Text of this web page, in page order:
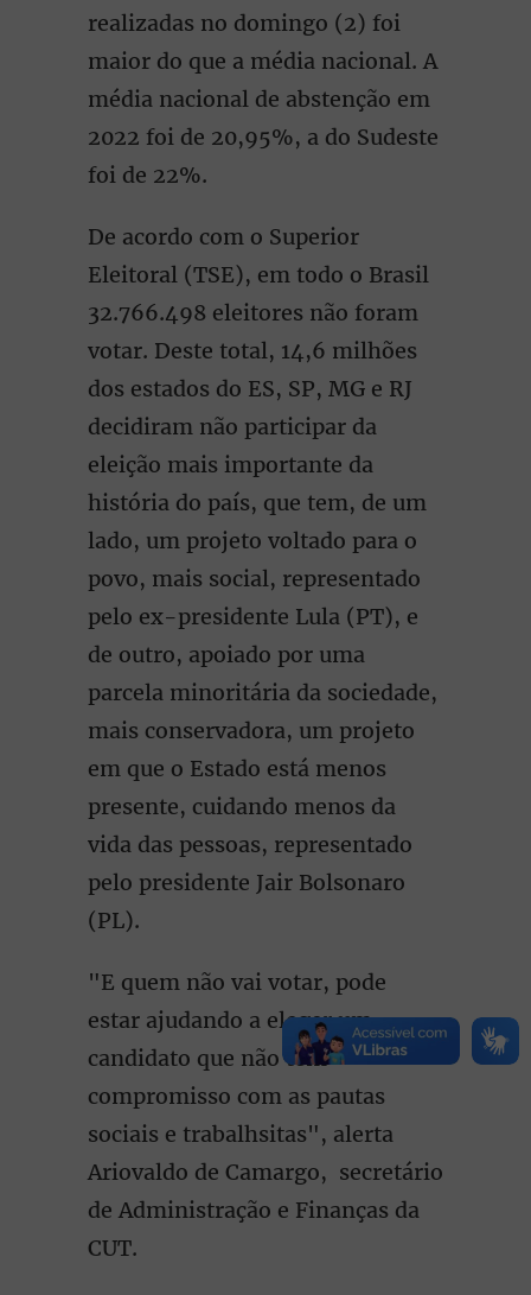
realizadas no domingo (2) foi
maior do que a média nacional. A
média nacional de abstenção em
2022 foi de 20,95%, a do Sudeste
foi de 22%.
De acordo com o Superior
Eleitoral (TSE), em todo o Brasil
32.766.498 eleitores não foram
votar. Deste total, 14,6 milhões
dos estados do ES, SP, MG e RJ
decidiram não participar da
eleição mais importante da
história do país, que tem, de um
lado, um projeto voltado para o
povo, mais social, representado
pelo ex-presidente Lula (PT), e
de outro, apoiado por uma
parcela minoritária da sociedade,
mais conservadora, um projeto
em que o Estado está menos
presente, cuidando menos da
vida das pessoas, representado
pelo presidente Jair Bolsonaro
(PL).
"E quem não vai votar, pode
estar ajudando a eleger um
candidato que não tem
compromisso com as pautas
sociais e trabalhsitas", alerta
Ariovaldo de Camargo, secretário
de Administração e Finanças da
CUT.